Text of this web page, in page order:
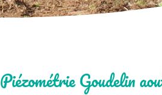
Piézométrie Goudelin